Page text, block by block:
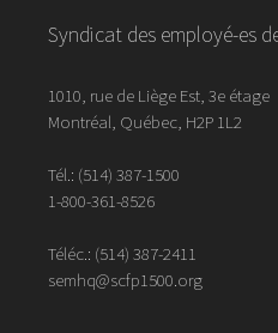
Syndicat des employé-es
1010, rue de Liège Est, 3e étage
Montréal, Québec, H2P 1L2
Tél.: (514) 387-1500
1-800-361-8526
Téléc.: (514) 387-2411
semhq@scfp1500.org